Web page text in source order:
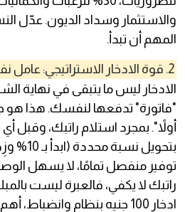
والاستثمار وسداد الديون. عدّل
المهم أن تبدأ.
2. قوة الادخار الاستراتيجي: عامل نفسك أولاً
الادخار ليس ما يتبقى في نهاية
"فاتورة" تدفعها لنفسك. هذا
أولاً". بمجرد استلام راتبك، وقبل
بتحويل
توفير منفصل تمامًا، لا يسهل
راتبك لا يكفي، فالعبرة ليست
ادخار 100 جنيه بنظام